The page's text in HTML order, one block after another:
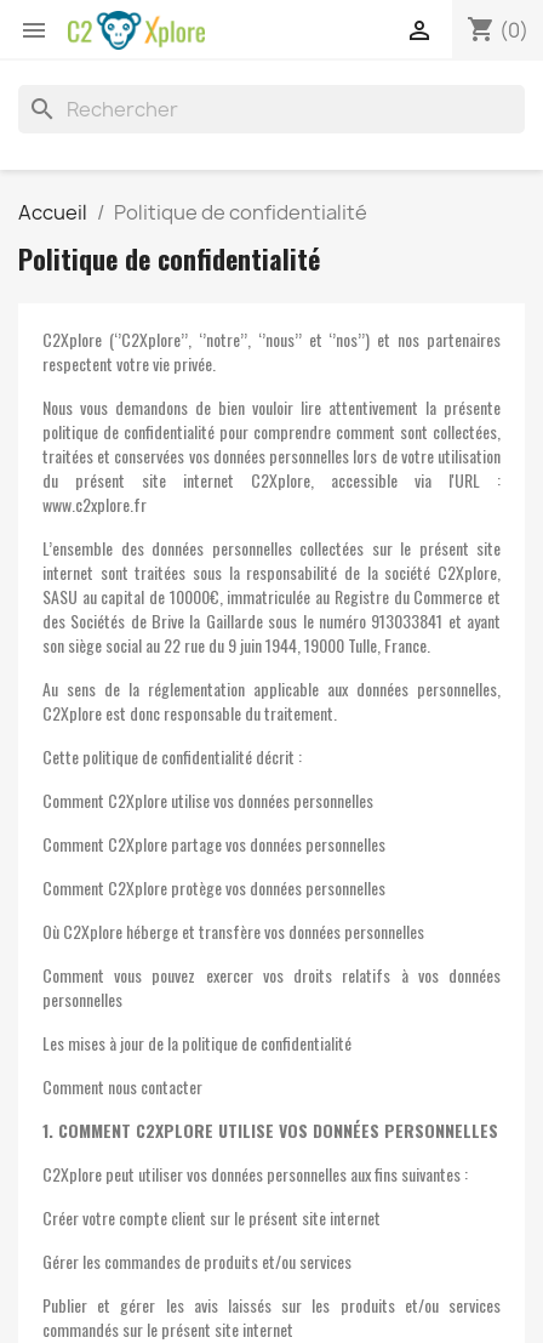
 shopping_cart (0)

search
Accueil Politique de confidentialité
Politique de confidentialité
C2Xplore (‘’C2Xplore’’, ‘’notre’’, ‘’nous’’ et ‘’nos’’) et nos partenaires
respectent votre vie privée.
Nous vous demandons de bien vouloir lire attentivement la présente
politique de confidentialité pour comprendre comment sont collectées,
traitées et conservées vos données personnelles lors de votre utilisation
du présent site internet C2Xplore, accessible via l'URL :
www.c2xplore.fr
L’ensemble des données personnelles collectées sur le présent site
internet sont traitées sous la responsabilité de la société C2Xplore,
SASU au capital de 10000€, immatriculée au Registre du Commerce et
des Sociétés de Brive la Gaillarde sous le numéro 913033841 et ayant
son siège social au 22 rue du 9 juin 1944, 19000 Tulle, France.
Au sens de la réglementation applicable aux données personnelles,
C2Xplore est donc responsable du traitement.
Cette politique de confidentialité décrit :
Comment C2Xplore utilise vos données personnelles
Comment C2Xplore partage vos données personnelles
Comment C2Xplore protège vos données personnelles
Où C2Xplore héberge et transfère vos données personnelles
Comment vous pouvez exercer vos droits relatifs à vos données
personnelles
Les mises à jour de la politique de confidentialité
Comment nous contacter
1. COMMENT C2XPLORE UTILISE VOS DONNÉES PERSONNELLES
C2Xplore peut utiliser vos données personnelles aux fins suivantes :
Créer votre compte client sur le présent site internet
Gérer les commandes de produits et/ou services
Publier et gérer les avis laissés sur les produits et/ou services
commandés sur le présent site internet